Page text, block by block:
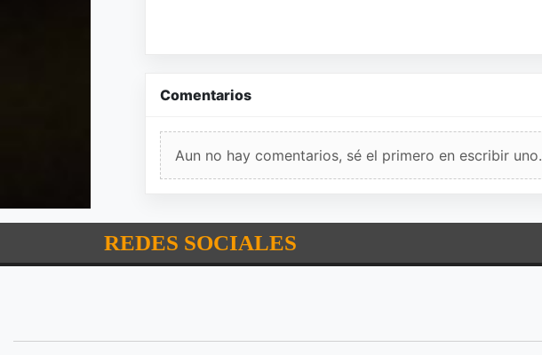
Comentarios
Aun no hay comentarios, sé el primero en escribir uno.
REDES SOCIALES